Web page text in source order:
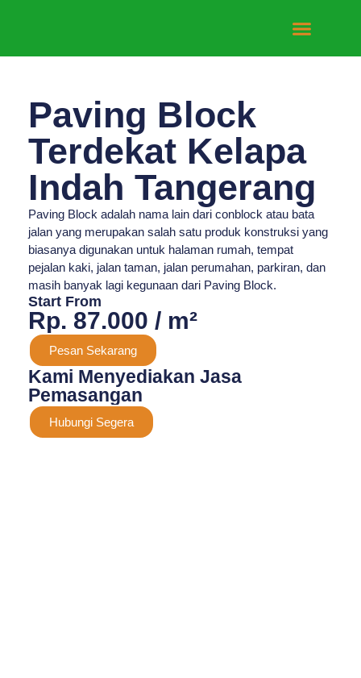
Paving Block
Terdekat Kelapa
Indah Tangerang
Paving Block adalah nama lain dari conblock atau bata
jalan yang merupakan salah satu produk konstruksi yang
biasanya digunakan untuk halaman rumah, tempat
pejalan kaki, jalan taman, jalan perumahan, parkiran, dan
masih banyak lagi kegunaan dari Paving Block.
Start From
Rp. 87.000 / m²
Pesan Sekarang
Kami Menyediakan Jasa
Pemasangan
Hubungi Segera